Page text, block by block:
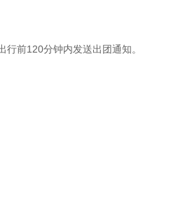
前120分钟内发送出团通知。